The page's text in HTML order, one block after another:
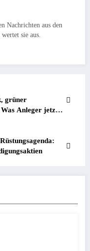
Nachrichten aus den
sie aus.
grüner
Anleger jetzt